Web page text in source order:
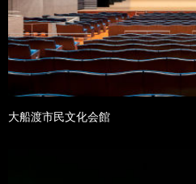
大船渡市民文化会館